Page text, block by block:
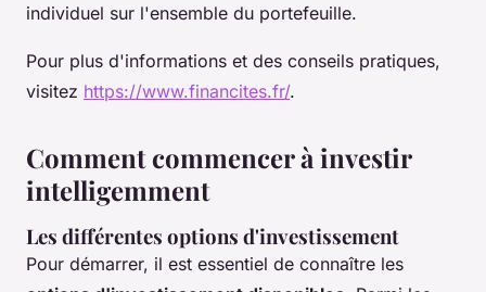
individuel sur l'ensemble du portefeuille.
Pour plus d'informations et des conseils pratiques,
visitez https://www.financites.fr/.
Comment commencer à investir
intelligemment
Les différentes options d'investissement
Pour démarrer, il est essentiel de connaître les